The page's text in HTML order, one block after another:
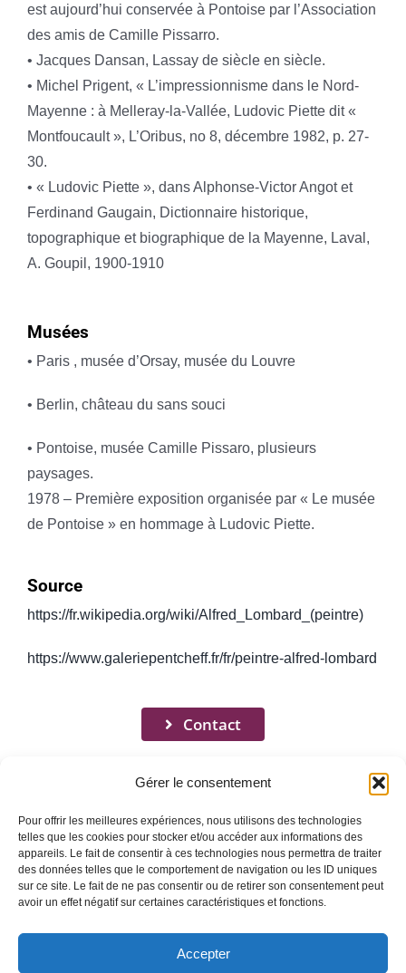
Gérer le consentement
Pour offrir les meilleures expériences, nous utilisons des technologies
telles que les cookies pour stocker et/ou accéder aux informations des
appareils. Le fait de consentir à ces technologies nous permettra de traiter
des données telles que le comportement de navigation ou les ID uniques
sur ce site. Le fait de ne pas consentir ou de retirer son consentement peut
avoir un effet négatif sur certaines caractéristiques et fonctions.
Accepter
est aujourd’hui conservée à Pontoise par l’Association
des amis de Camille Pissarro.
• Jacques Dansan, Lassay de siècle en siècle.
• Michel Prigent, « L’impressionnisme dans le Nord-
Mayenne : à Melleray-la-Vallée, Ludovic Piette dit «
Montfoucault », L’Oribus, no 8, décembre 1982, p. 27-
30.
• « Ludovic Piette », dans Alphonse-Victor Angot et
Ferdinand Gaugain, Dictionnaire historique,
topographique et biographique de la Mayenne, Laval,
A. Goupil, 1900-1910
Musées
• Paris , musée d’Orsay, musée du Louvre
• Berlin, château du sans souci
• Pontoise, musée Camille Pissaro, plusieurs
paysages.
1978 – Première exposition organisée par « Le musée
de Pontoise » en hommage à Ludovic Piette.
Source
https://fr.wikipedia.org/wiki/Alfred_Lombard_(peintre)
https://www.galeriepentcheff.fr/fr/peintre-alfred-lombard
Contact
Toggle
Navigation
ACCUEIL
Mentions légales